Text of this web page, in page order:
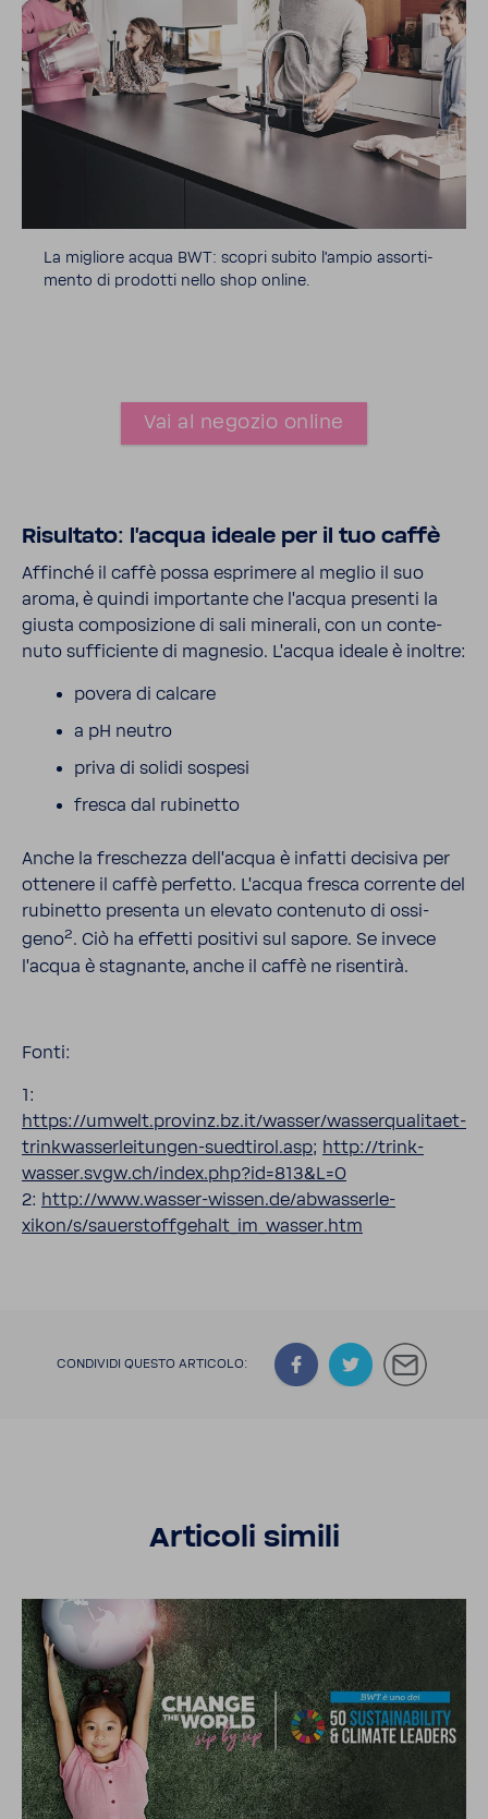
La migliore acqua BWT: scopri subito l'ampio assor­ti­
mento di prodotti nello shop online.
Vai al negozio online
Risul­tato: l'acqua ideale per il tuo caffè
Affinché il caffè possa espri­mere al meglio il suo
aroma, è quindi impor­tante che l'acqua presenti la
giusta compo­si­zione di sali mine­rali, con un conte­
nuto suffi­ciente di magnesio. L'acqua ideale è inoltre:
povera di calcare
a pH neutro
priva di solidi sospesi
fresca dal rubi­netto
Anche la freschezza dell'acqua è infatti deci­siva per
otte­nere il caffè perfetto. L'acqua fresca corrente del
rubi­netto presenta un elevato conte­nuto di ossi­
geno2. Ciò ha effetti posi­tivi sul sapore. Se invece
l'acqua è stagnante, anche il caffè ne risentirà.
Fonti:
1:
https://umwelt.provinz.bz.it/wasser/wasserqualitaet-​
trinkwasserleitungen-suedtirol.asp; http://trin­k­
wasser.svgw.ch/index.php?id=813&L=0
2: http://www.wasser-​wissen.de/abwas­ser­le­
xikon/s/sauer­stoff­ge­halt_im_­wasser.htm
CONDI­VIDI QUESTO ARTI­COLO:
Arti­coli simili